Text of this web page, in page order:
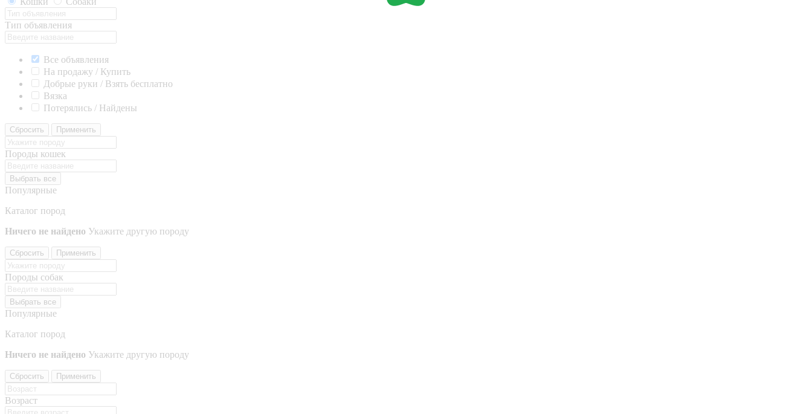
Тип объявления
Все объявления
На продажу / Купить
Добрые руки / Взять бесплатно
Вязка
Потерялись / Найдены
Сбросить Применить
Породы кошек
Выбрать все
Популярные
Каталог пород
Ничего не найдено Укажите другую породу
Сбросить Применить
Породы собак
Выбрать все
Популярные
Каталог пород
Ничего не найдено Укажите другую породу
Сбросить Применить
Возраст